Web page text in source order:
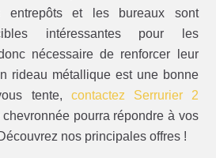
entrepôts et les bureaux sont
intéressantes pour les
nécessaire de renforcer leur
rideau métallique est une bonne
tente, contactez Serrurier 2
pourra répondre à vos
nos principales offres !